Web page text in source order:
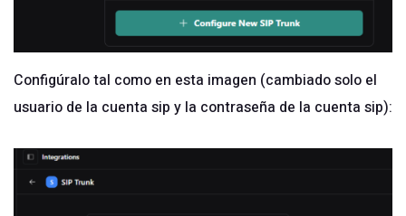
Configúralo tal como en esta imagen (cambiado solo el
usuario de la cuenta sip y la contraseña de la cuenta sip):